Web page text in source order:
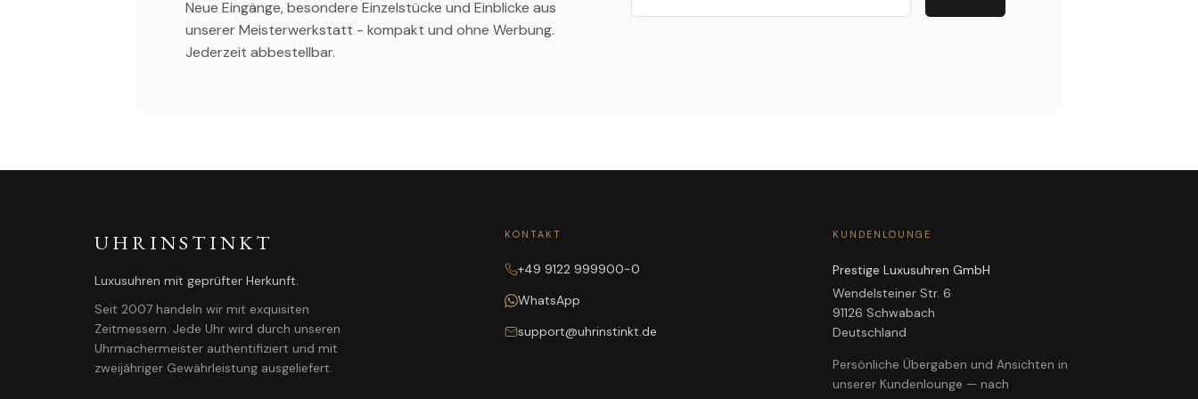
Neue Eingänge, besondere Einzelstücke und Einblicke aus
unserer Meisterwerkstatt - kompakt und ohne Werbung.
Jederzeit abbestellbar.
UHRINSTINKT
Luxusuhren mit geprüfter Herkunft.
Seit 2007 handeln wir mit exquisiten
Zeitmessern. Jede Uhr wird durch unseren
Uhrmachermeister authentifiziert und mit
zweijähriger Gewährleistung ausgeliefert.
KONTAKT
+49 9122 999900-0
WhatsApp
support@uhrinstinkt.de
KUNDENLOUNGE
Prestige Luxusuhren GmbH
Wendelsteiner Str. 6
91126 Schwabach
Deutschland
Persönliche Übergaben und Ansichten in
unserer Kundenlounge — nach